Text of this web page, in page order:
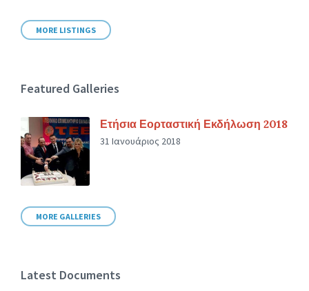
MORE LISTINGS
Featured Galleries
Ετήσια Εορταστική Εκδήλωση 2018
31 Ιανουάριος 2018
MORE GALLERIES
Latest Documents